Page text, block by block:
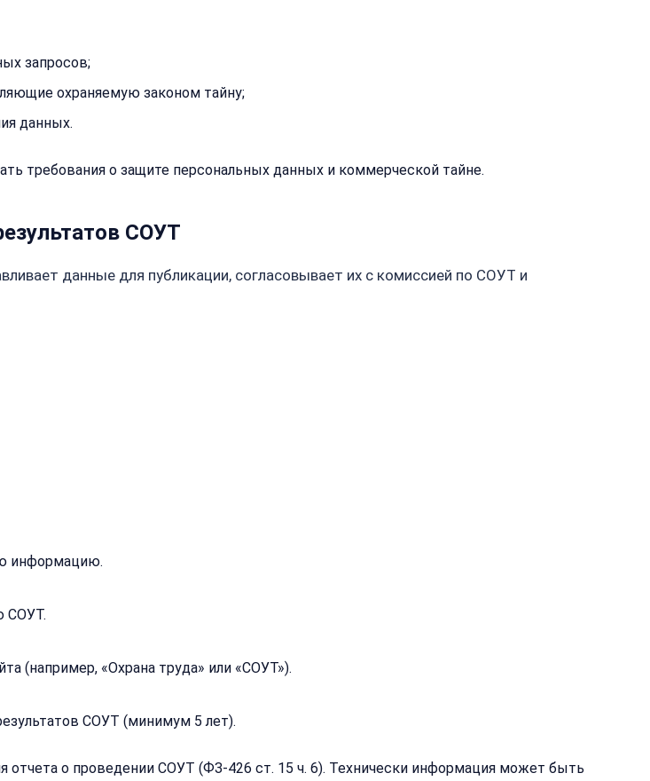
запросов;
охраняемую законом тайну;
данных.
требования о защите персональных данных и коммерческой тайне.
СОУТ
данные для публикации, согласовывает их с комиссией по СОУТ и
информацию.
СОУТ.
(например, «Охрана труда» или «СОУТ»).
СОУТ (минимум 5 лет).
о проведении СОУТ (ФЗ-426 ст. 15 ч. 6). Технически информация может быть
Имя:
Сообщение:
телефон
рассчитаем
Имя:
нам:
995-
22-